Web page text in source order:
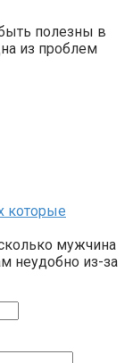
полезны в
из проблем
которые
мужчина
неудобно из-за